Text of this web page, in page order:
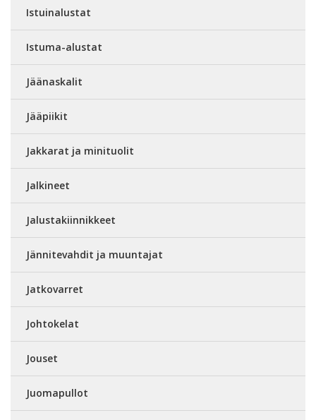
Istuinalustat
Istuma-alustat
Jäänaskalit
Jääpiikit
Jakkarat ja minituolit
Jalkineet
Jalustakiinnikkeet
Jännitevahdit ja muuntajat
Jatkovarret
Johtokelat
Jouset
Juomapullot